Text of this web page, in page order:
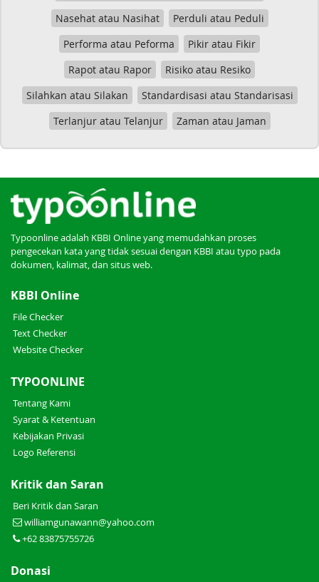
Nasehat atau Nasihat
Perduli atau Peduli
Performa atau Peforma
Pikir atau Fikir
Rapot atau Rapor
Risiko atau Resiko
Silahkan atau Silakan
Standardisasi atau Standarisasi
Terlanjur atau Telanjur
Zaman atau Jaman
Typoonline adalah KBBI Online yang memudahkan proses
pengecekan kata yang tidak sesuai dengan KBBI atau typo pada
dokumen, kalimat, dan situs web.
KBBI Online
File Checker
Text Checker
Website Checker
TYPOONLINE
Tentang Kami
Syarat & Ketentuan
Kebijakan Privasi
Logo Referensi
Kritik dan Saran
Beri Kritik dan Saran
williamgunawann@yahoo.com
+62 83875755726
Donasi